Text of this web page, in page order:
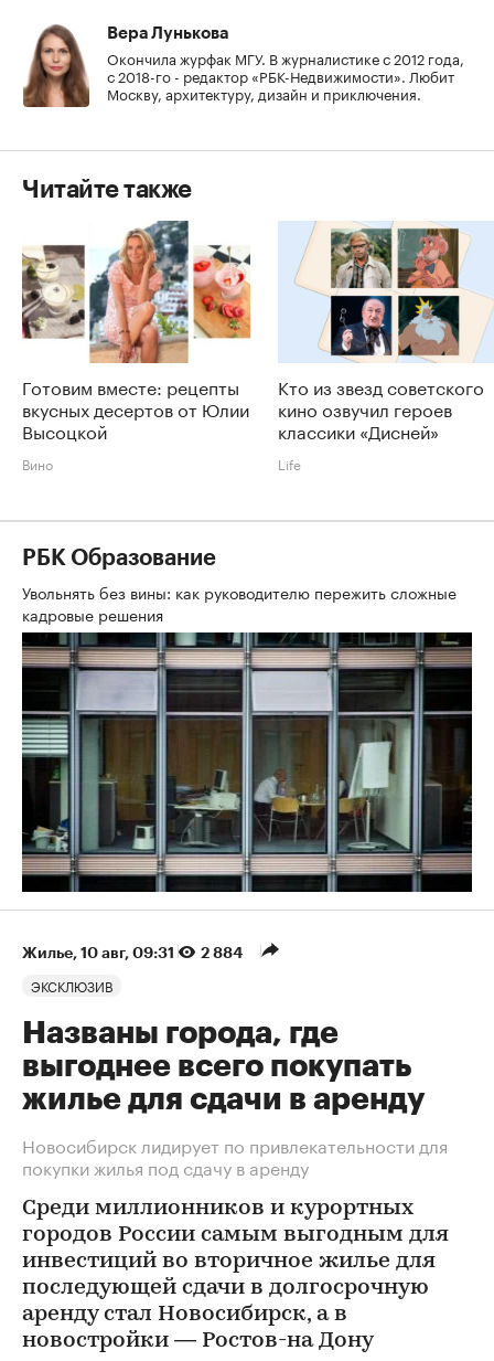
Вера Лунькова
Окончила журфак МГУ. В журналистике с 2012 года,
с 2018-го - редактор «РБК-Недвижимости». Любит
Москву, архитектуру, дизайн и приключения.
Читайте также
Готовим вместе: рецепты
вкусных десертов от Юлии
Высоцкой
Вино
Кто из звезд советского
кино озвучил героев
классики «Дисней»
Life
РБК Образование
Увольнять без вины: как руководителю пережить сложные
кадровые решения
Жилье 10 авг, 09:31 2 884
ЭКСКЛЮЗИВ
Названы города, где
выгоднее всего покупать
жилье для сдачи в аренду
Новосибирск лидирует по привлекательности для
покупки жилья под сдачу в аренду
Среди миллионников и курортных
городов России самым выгодным для
инвестиций во вторичное жилье для
последующей сдачи в долгосрочную
аренду стал Новосибирск, а в
новостройки — Ростов-на Дону